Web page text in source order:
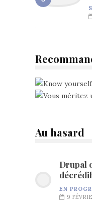
Au hasard
Drupal
EN
9